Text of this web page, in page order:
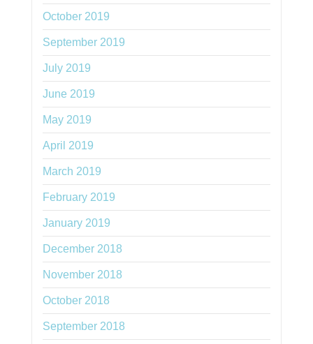
October 2019
September 2019
July 2019
June 2019
May 2019
April 2019
March 2019
February 2019
January 2019
December 2018
November 2018
October 2018
September 2018